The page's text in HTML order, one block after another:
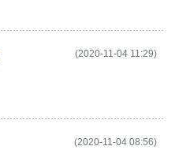
(2020-11-04 11:29)
(2020-11-04 08:56)